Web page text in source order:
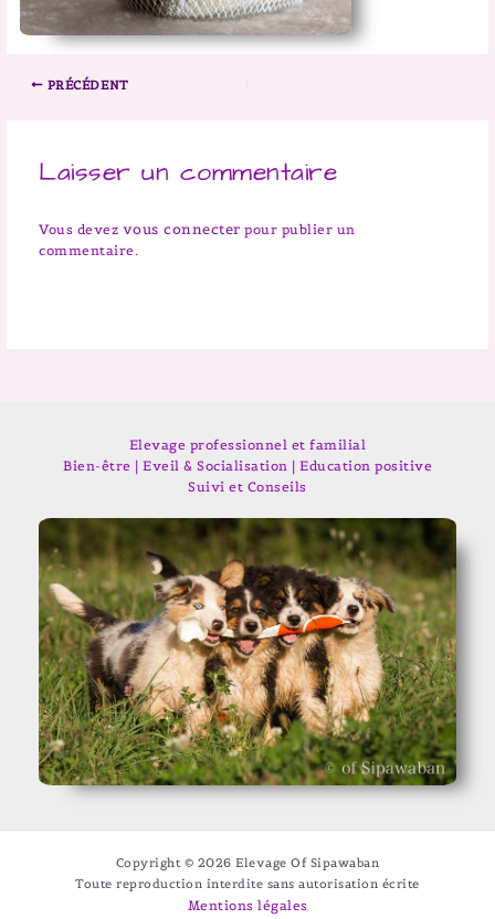
PRÉCÉDENT
Laisser un commentaire
Vous devez vous connecter pour publier un
commentaire.
Elevage professionnel et familial
Bien-être | Eveil & Socialisation | Education positive
Suivi et Conseils
Copyright © 2026 Elevage Of Sipawaban
Toute reproduction interdite sans autorisation écrite
Mentions légales